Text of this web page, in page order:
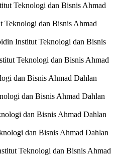
Teknologi dan Bisnis Ahmad
Teknologi dan Bisnis Ahmad
Institut Teknologi dan Bisnis
Teknologi dan Bisnis Ahmad
dan Bisnis Ahmad Dahlan
dan Bisnis Ahmad Dahlan
dan Bisnis Ahmad Dahlan
dan Bisnis Ahmad Dahlan
Teknologi dan Bisnis Ahmad